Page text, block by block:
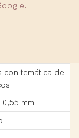
con temática de
mm